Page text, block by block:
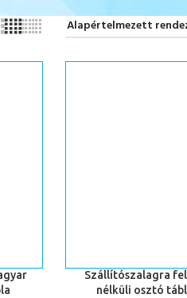
KOSÁRBA TESZEM
Szállítószalagra
nélküli osztó